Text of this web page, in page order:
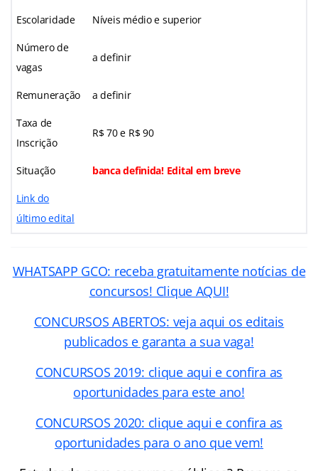
Escolaridade Níveis médio e superior
Número de
vagas
a definir
Remuneração a definir
Taxa de
Inscrição
R$ 70 e R$ 90
Situação banca definida! Edital em breve
Link do
último edital
WHATSAPP GCO: receba gratuitamente notícias de
concursos! Clique AQUI!
CONCURSOS ABERTOS: veja aqui os editais
publicados e garanta a sua vaga!
CONCURSOS 2019: clique aqui e confira as
oportunidades para este ano!
CONCURSOS 2020: clique aqui e confira as
oportunidades para o ano que vem!